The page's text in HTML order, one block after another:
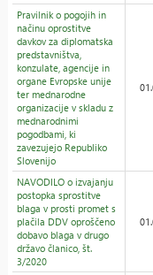
Pravilnik o pogojih in
načinu oprostitve
davkov za diplomatska
predstavništva,
konzulate, agencije in
organe Evropske unije
ter mednarodne
organizacije v skladu z
mednarodnimi
pogodbami, ki
zavezujejo Republiko
Slovenijo
NAVODILO o izvajanju
postopka sprostitve
blaga v prosti promet s
plačila DDV oproščeno
dobavo blaga v drugo
državo članico, št.
3/2020